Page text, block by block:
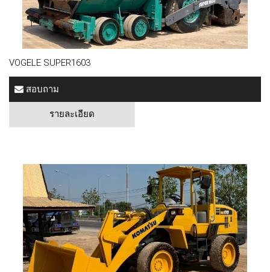
VOGELE SUPER1603
สอบถาม
รายละเอียด